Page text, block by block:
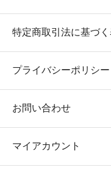
特定商取引法に基づ
プライバシーポリシー
お問い合わせ
マイアカウント